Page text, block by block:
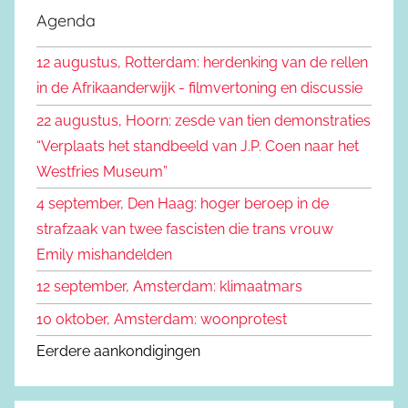
e
n
a
:
e
n
Agenda
12 augustus, Rotterdam: herdenking van de rellen
in de Afrikaanderwijk - filmvertoning en discussie
22 augustus, Hoorn: zesde van tien demonstraties
“Verplaats het standbeeld van J.P. Coen naar het
Westfries Museum”
4 september, Den Haag: hoger beroep in de
strafzaak van twee fascisten die trans vrouw
Emily mishandelden
12 september, Amsterdam: klimaatmars
10 oktober, Amsterdam: woonprotest
Eerdere aankondigingen